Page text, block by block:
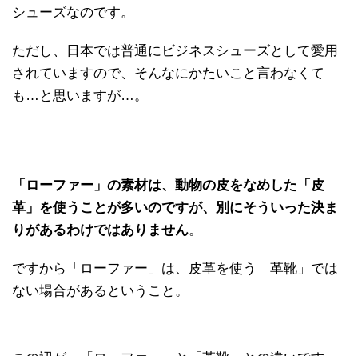
シューズなのです。
ただし、日本では普通にビジネスシューズとして愛用
されていますので、そんなにかたいこと言わなくて
も…と思いますが…。
「ローファー」の素材は、動物の皮をなめした「皮
革」を使うことが多いのですが、別にそういった決ま
りがあるわけではありません。
ですから「ローファー」は、皮革を使う「革靴」では
ない場合があるということ。